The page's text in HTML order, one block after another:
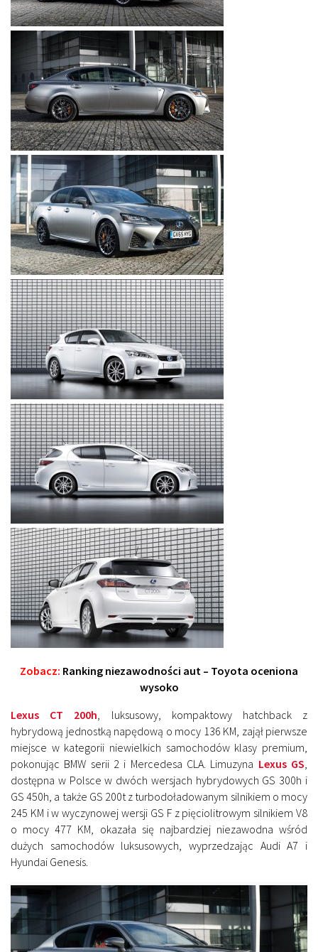
Zobacz: Ranking niezawodności aut – Toyota oceniona
wysoko
Lexus CT 200h , luksusowy, kompaktowy hatchback z
hybrydową jednostką napędową o mocy 136 KM, zajął pierwsze
miejsce w kategorii niewielkich samochodów klasy premium,
pokonując BMW serii 2 i Mercedesa CLA. Limuzyna Lexus GS
dostępna w Polsce w dwóch wersjach hybrydowych GS 300h i
GS 450h, a także GS 200t z turbodoładowanym silnikiem o mocy
245 KM i w wyczynowej wersji GS F z pięciolitrowym silnikiem V8
o mocy 477 KM, okazała się najbardziej niezawodna wśród
dużych samochodów luksusowych, wyprzedzając Audi A7 i
Hyundai Genesis.